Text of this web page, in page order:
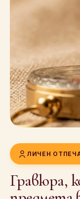
ЛИЧЕН
Гравюра,